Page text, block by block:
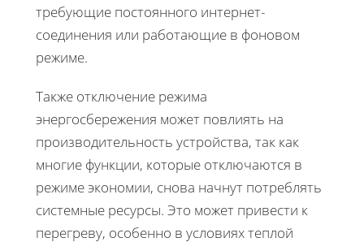
требующие постоянного интернет-
соединения или работающие в фоновом
режиме.
Также отключение режима
энергосбережения может повлиять на
производительность устройства, так как
многие функции, которые отключаются в
режиме экономии, снова начнут потреблять
системные ресурсы. Это может привести к
перегреву, особенно в условиях теплой